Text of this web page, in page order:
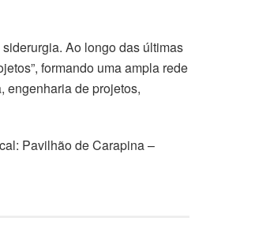
Ao longo das últimas
formando uma ampla rede
engenharia de projetos,
Pavilhão de Carapina –